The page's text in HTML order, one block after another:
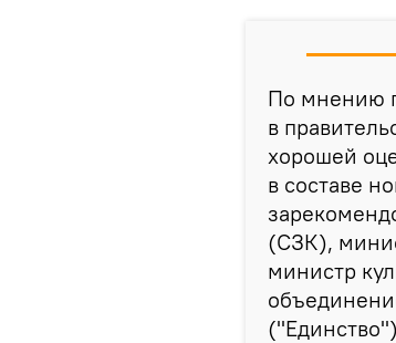
По мнению
в
хорошей
в составе
(СЗК),
министр